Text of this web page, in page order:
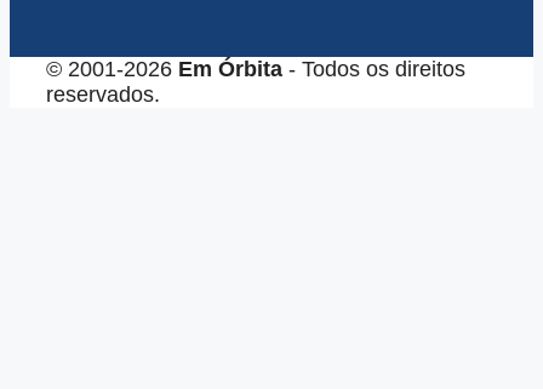
© 2001-2026 Em Órbita - Todos os direitos
reservados.